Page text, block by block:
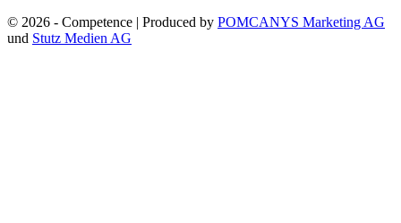
© 2026 - Competence | Produced by POMCANYS Marketing AG
und Stutz Medien AG